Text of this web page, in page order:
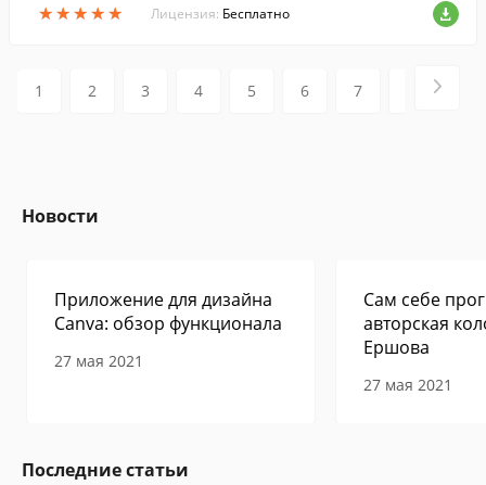
★★★★★
★★★★★ Лицензия: Бесплатно
1 2 3 4 5 6 7
Новости
Приложение для дизайна
Canva: обзор функционала
27 мая 2021
Сам себе
авторская
Ершова
27 мая 2021
Последние статьи